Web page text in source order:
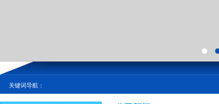
关键词导航：